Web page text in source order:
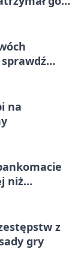
na
niż
z
gry